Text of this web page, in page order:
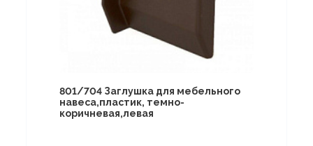
801/704 Заглушка для мебельного
навеса,пластик, темно-
коричневая,левая